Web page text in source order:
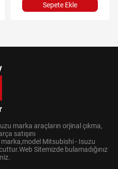
Sepete Ekle
marka araçların orjinal çıkma,
satışını
Mitsubishi - Isuzu
Sitemizde bulamadığınız